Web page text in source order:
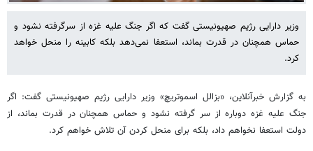
وزیر دارایی رژیم صهیونیستی گفت که اگر جنگ علیه غزه از سرگرفته نشود و
حماس همچنان در قدرت بماند، استعفا نمی‌دهد بلکه کابینه را منحل خواهد
کرد.
به گزارش خبرآنلاین، «بزالل اسموتریچ» وزیر دارایی رژیم صهیونیستی گفت: اگر
جنگ علیه غزه دوباره از سر گرفته نشود و حماس همچنان در قدرت بماند، از
دولت استعفا نخواهم داد، بلکه برای منحل کردن آن تلاش خواهم کرد.